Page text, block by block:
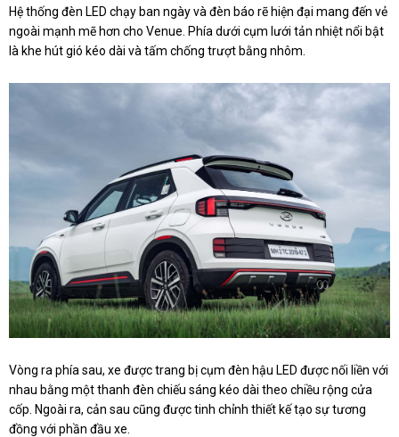
Hệ thống đèn LED chạy ban ngày và đèn báo rẽ hiện đại mang đến vẻ
ngoài mạnh mẽ hơn cho Venue. Phía dưới cụm lưới tản nhiệt nổi bật
là khe hút gió kéo dài và tấm chống trượt bằng nhôm.
Vòng ra phía sau, xe được trang bị cụm đèn hậu LED được nối liền với
nhau bằng một thanh đèn chiếu sáng kéo dài theo chiều rộng cửa
cốp. Ngoài ra, cản sau cũng được tinh chỉnh thiết kế tạo sự tương
đồng với phần đầu xe.